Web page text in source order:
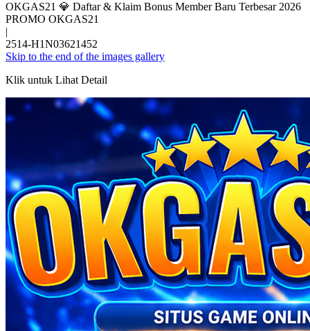
OKGAS21 💎 Daftar & Klaim Bonus Member Baru Terbesar 2026
PROMO OKGAS21
|
2514-H1N03621452
Skip to the end of the images gallery
Klik untuk Lihat Detail